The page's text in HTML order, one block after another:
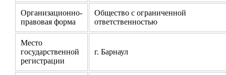
Организационно-
правовая форма
Общество с ограниченной
ответственностью
Место
государственной
регистрации
г. Барнаул